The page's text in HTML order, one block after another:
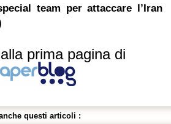
team per attaccare l’Iran
prima pagina di
questi articoli :